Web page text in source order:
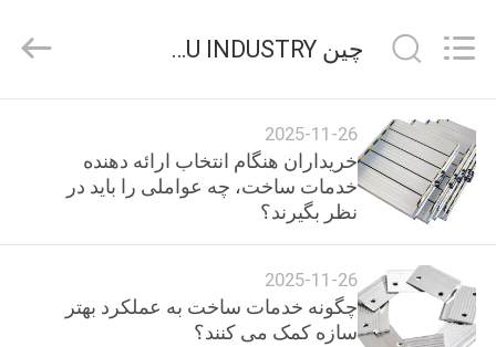
خانه
محصولات
نمایش
VR
Rights
چین KALU INDUSTRY اخبار شرکت
2025-11-26
خریداران هنگام انتخاب ارائه دهنده
خدمات ساخت، چه عواملی را باید در
نظر بگیرند؟
2025-11-26
چگونه خدمات ساخت به عملکرد بهتر
سازه کمک می کنند؟